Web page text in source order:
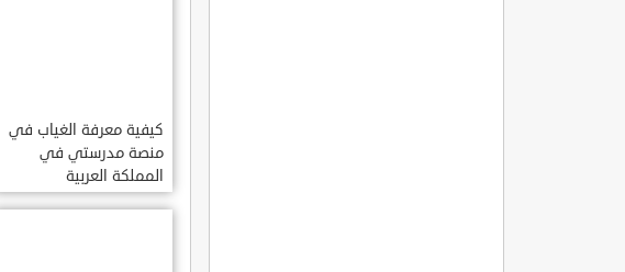
كيفية معرفة الغياب في
منصة مدرستي في
المملكة العربية
السعودية